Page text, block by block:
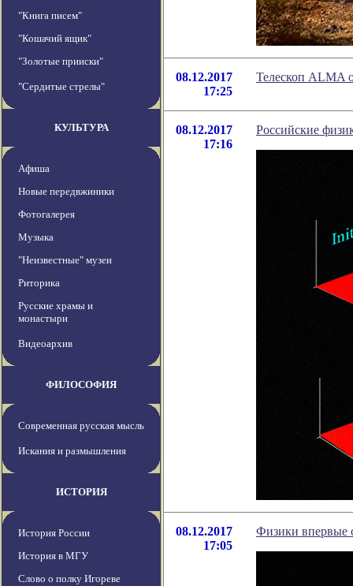
"Книга писем"
"Кошачий ящик"
"Золотые прииски"
"Сердитые стрелы"
КУЛЬТУРА
Афиша
Новые передвжиники
Фотогалерея
Музыка
"Неизвестные" музеи
Риторика
Русские храмы и
монастыри
Видеоархив
ФИЛОСОФИЯ
Современная русская мысль
Искания и размышления
ИСТОРИЯ
История России
История в МГУ
Слово о полку Игореве
08.12.2017
17:25
Телескоп ALMA
08.12.2017
17:16
Российские
08.12.2017
17:05
Физики впервые